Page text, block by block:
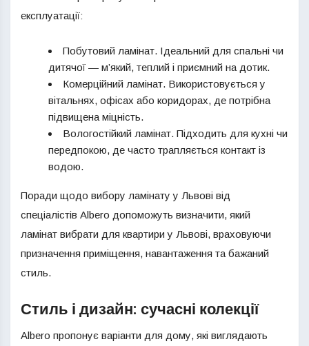
експлуатації:
Побутовий ламінат. Ідеальний для спальні чи
дитячої — м’який, теплий і приємний на дотик.
Комерційний ламінат. Використовується у
вітальнях, офісах або коридорах, де потрібна
підвищена міцність.
Вологостійкий ламінат. Підходить для кухні чи
передпокою, де часто трапляється контакт із
водою.
Поради щодо вибору ламінату у Львові від
спеціалістів Albero допоможуть визначити, який
ламінат вибрати для квартири у Львові, враховуючи
призначення приміщення, навантаження та бажаний
стиль.
Стиль і дизайн: сучасні колекції
Albero пропонує варіанти для дому, які виглядають